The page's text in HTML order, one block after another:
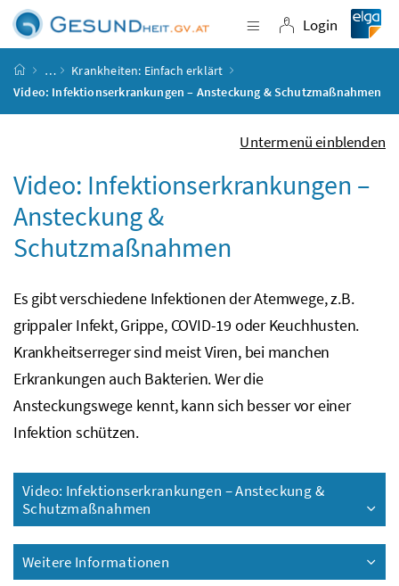
Zum Inhalt
Zum Hauptmenü
Zum Untermenü
Zur Suche
Navigation
Login
Login
Startseite
…
Krankheiten: Einfach erklärt
Video: Infektionserkrankungen – Ansteckung & Schutzmaßnahmen
Untermenü einblenden
Video: Infektionserkrankungen –
Ansteckung &
Schutzmaßnahmen
Es gibt verschiedene Infektionen der Atemwege,z.B.
grippaler Infekt, Grippe, COVID-19 oder Keuchhusten.
Krankheitserreger sind meist Viren, bei manchen
Erkrankungen auch Bakterien. Wer die
Ansteckungswege kennt, kann sich besser vor einer
Infektion schützen.
Video: Infektionserkrankungen – Ansteckung &
Schutzmaßnahmen
Weitere Informationen